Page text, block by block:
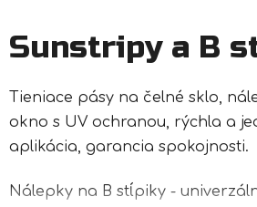
Sunstripy a B
Tieniace pásy na čelné sklo,
okno s UV ochranou, rýchla a
aplikácia, garancia spokojnosti.
Nálepky na B stĺpiky -